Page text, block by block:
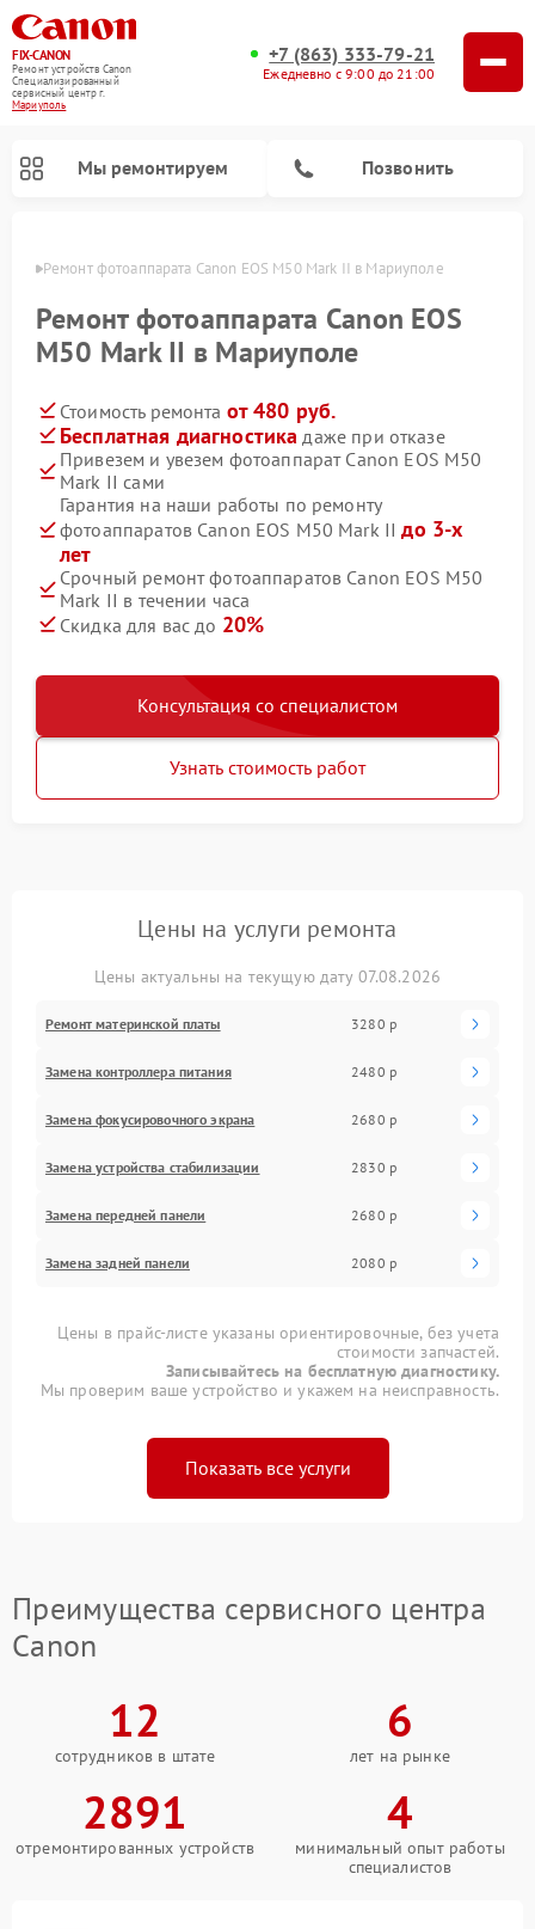
FIX-CANON
Ремонт устройств Canon
Специализированный
cервисный центр г.
Мариуполь
+7 (863) 333-79-21
Ежедневно с 9:00 до 21:00
Мы ремонтируем Позвонить
Ремонт фотоаппарата Canon EOS M50 Mark II в Мариуполе
Ремонт фотоаппарата Canon EOS
M50 Mark II в Мариуполе
Стоимость ремонта от 480 руб.
Бесплатная диагностика даже при отказе
Привезем и увезем фотоаппарат Canon EOS M50
Mark II сами
Гарантия на наши работы по ремонту
фотоаппаратов Canon EOS M50 Mark IIдо 3-х
лет
Срочный ремонт фотоаппаратов Canon EOS M50
Mark II в течении часа
Скидка для вас до 20%
Консультация со специалистом
Узнать стоимость работ
Цены на услуги ремонта
Цены актуальны на текущую дату 07.08.2026
Ремонт материнской платы 3280 р
Замена контроллера питания 2480 р
Замена фокусировочного экрана 2680 р
Замена устройства стабилизации 2830 р
Замена передней панели 2680 р
Замена задней панели 2080 р
Цены в прайс-листе указаны ориентировочные, без учета
стоимости запчастей.
Записывайтесь на бесплатную диагностику.
Мы проверим ваше устройство и укажем на неисправность.
Показать все услуги
Преимущества сервисного центра
Canon
12
сотрудников в штате
6
лет на рынке
2891
отремонтированных устройств
4
минимальный опыт работы
специалистов